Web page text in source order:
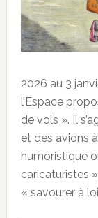
2026 au 3
l’Espace
de vols ». Il
et des avions
humoristique
caricaturistes
« savourer à